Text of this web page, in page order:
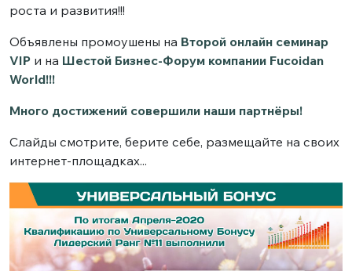
роста и развития!!!
Объявлены промоушены на Второй онлайн семинар
VIP и на Шестой Бизнес-Форум компании Fucoidan
World!!!
Много достижений совершили наши партнёры!
Слайды смотрите, берите себе, размещайте на своих
интернет-площадках...​